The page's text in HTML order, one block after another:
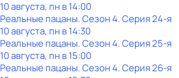
10 августа, пн в 14:00
Реальные пацаны. Сезон 4. Серия 24-я
10 августа, пн в 14:30
Реальные пацаны. Сезон 4. Серия 25-я
10 августа, пн в 15:00
Реальные пацаны. Сезон 4. Серия 26-я